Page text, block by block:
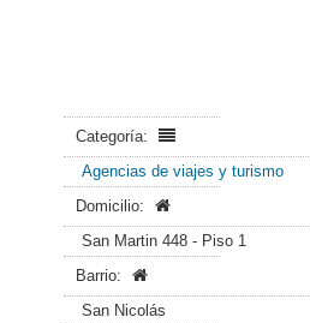
Categoría:
Agencias de viajes y turismo
Domicilio:
San Martin 448 - Piso 1
Barrio:
San Nicolás